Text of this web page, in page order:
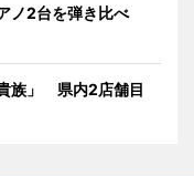
ノ2台を弾き比べ
族」 県内2店舗目